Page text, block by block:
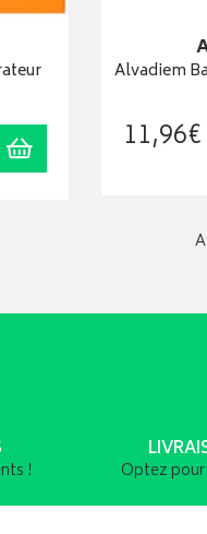
Ajouter au panier
Alvadiem
11,96€
! Optez